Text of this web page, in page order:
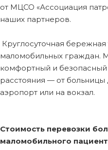
от МЦСО «Ассоциация
наших партнеров.
Круглосуточная
маломобильных граждан.
комфортный и
расстояния — от
аэропорт или на вокзал.
Стоимость перевозки
маломобильного